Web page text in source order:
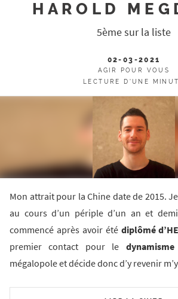
HAROLD
5ème sur la liste
02-03-2021
AGIR POUR VOUS
LECTURE D'UNE
Mon attrait pour la Chine date de 2015.
au cours d’un périple d’un an et
commencé après avoir été diplômé
premier contact pour le dynamisme
mégalopole et décide donc d’y revenir